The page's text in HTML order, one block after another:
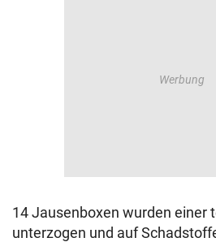
14 Jausenboxen wurden einer
unterzogen und auf